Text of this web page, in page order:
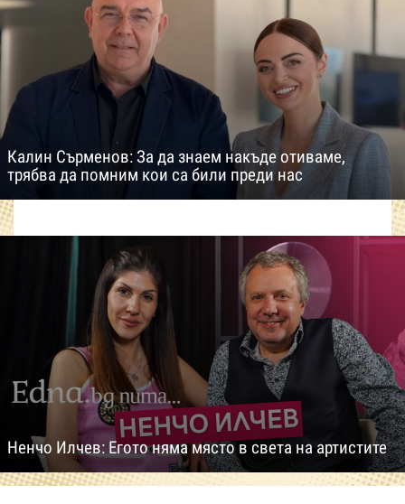
Калин Сърменов: За да знаем накъде отиваме,
трябва да помним кои са били преди нас
Ненчо Илчев: Егото няма място в света на артистите